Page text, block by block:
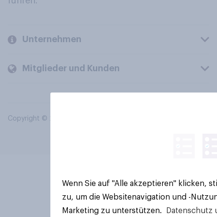
Unternehmen
Mitglieder und Kunden
Copyright © 2026 YouGov PLC. Alle Rechte vorbehalten.
Wenn Sie auf "Alle akzeptieren" klicken,
zu, um die Websitenavigation und -
Marketing zu unterstützen.
Datenschutz